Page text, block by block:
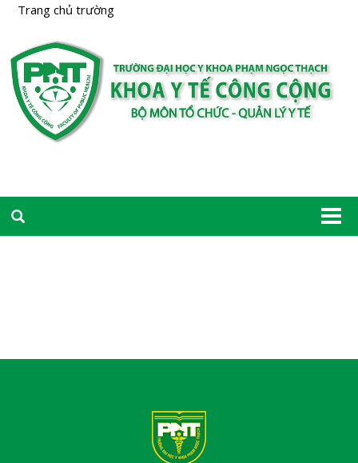
Trang chủ trường